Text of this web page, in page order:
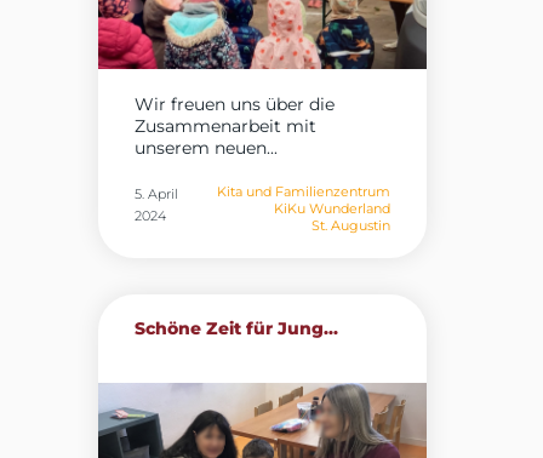
Wir freuen uns über die
Zusammenarbeit mit
unserem neuen...
5. April
2024
Kita und Familienzentrum
KiKu Wunderland
St. Augustin
Schöne Zeit für Jung...